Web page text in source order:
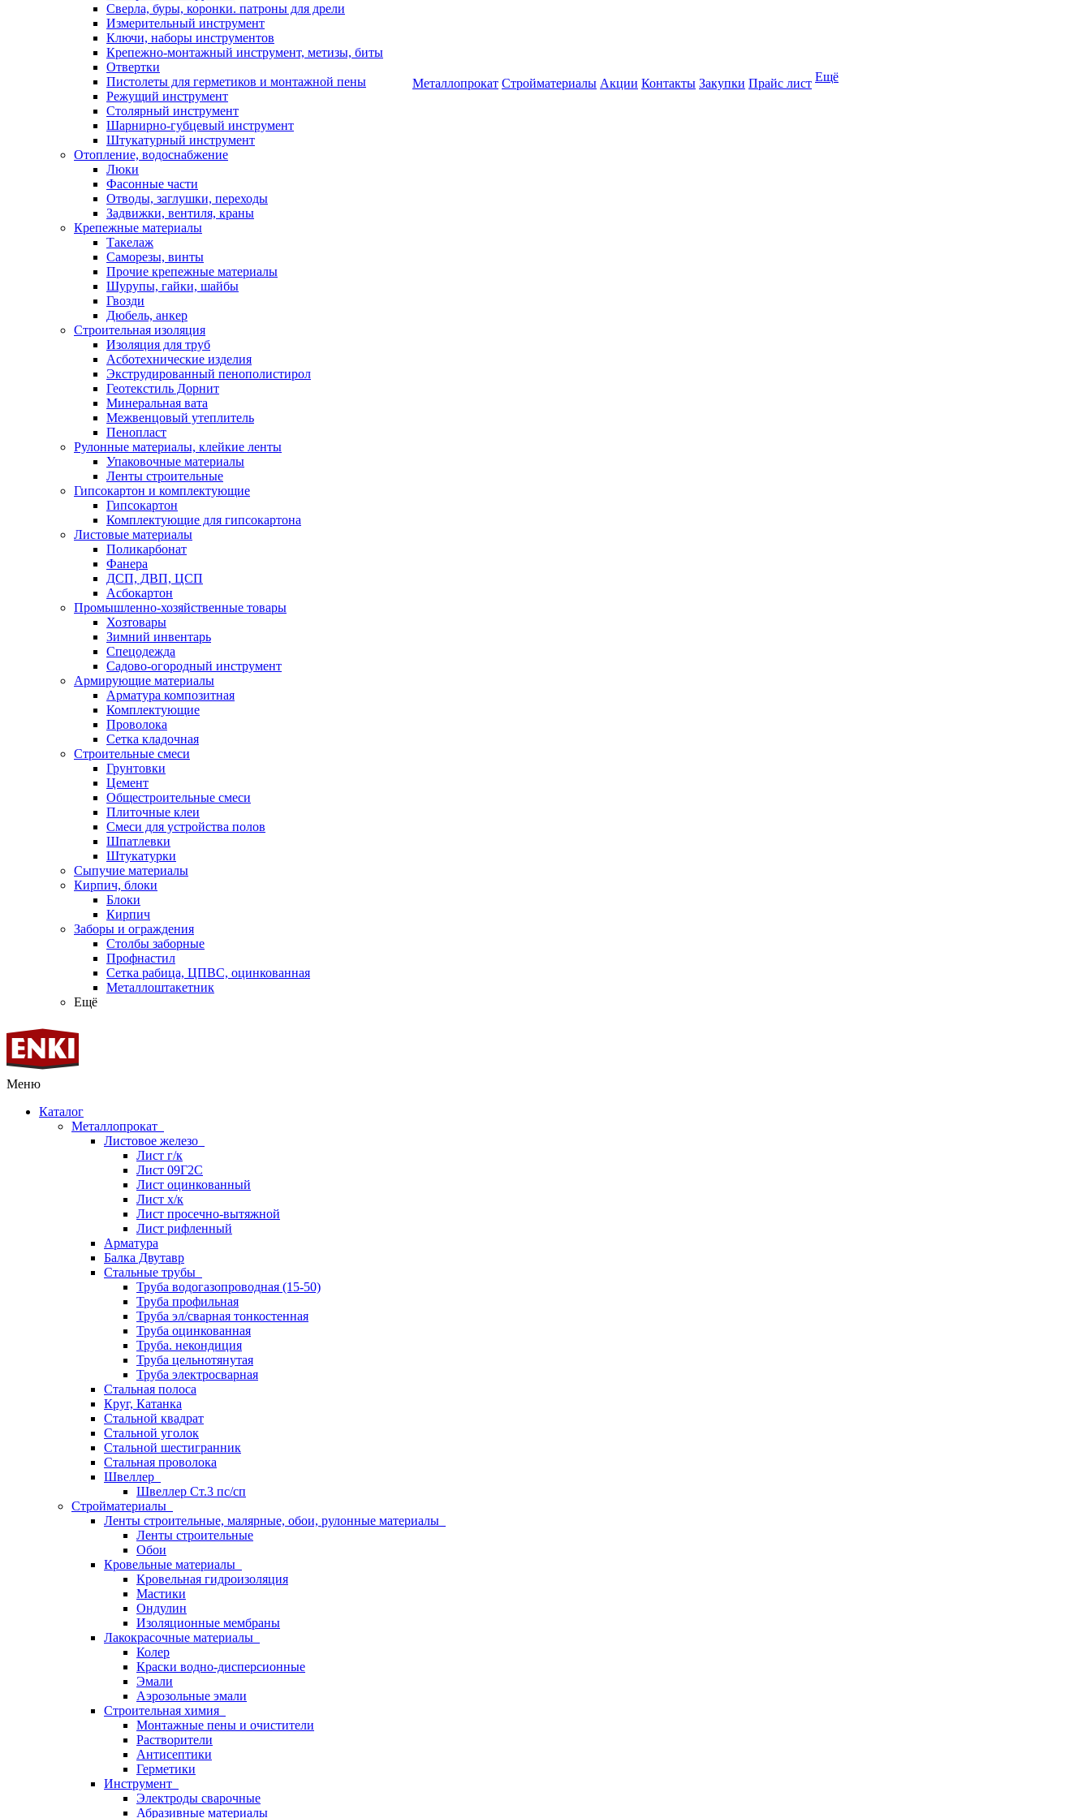
Сверла, буры, коронки. патроны для дрели
Измерительный инструмент
Ключи, наборы инструментов
Крепежно-монтажный инструмент, метизы, биты
Отвертки
Пистолеты для герметиков и монтажной пены
Режущий инструмент
Столярный инструмент
Шарнирно-губцевый инструмент
Штукатурный инструмент
Отопление, водоснабжение
Люки
Фасонные части
Отводы, заглушки, переходы
Задвижки, вентиля, краны
Крепежные материалы
Такелаж
Саморезы, винты
Прочие крепежные материалы
Шурупы, гайки, шайбы
Гвозди
Дюбель, анкер
Строительная изоляция
Изоляция для труб
Асботехнические изделия
Экструдированный пенополистирол
Геотекстиль Дорнит
Минеральная вата
Межвенцовый утеплитель
Пенопласт
Рулонные материалы, клейкие ленты
Упаковочные материалы
Ленты строительные
Гипсокартон и комплектующие
Гипсокартон
Комплектующие для гипсокартона
Листовые материалы
Поликарбонат
Фанера
ДСП, ДВП, ЦСП
Асбокартон
Промышленно-хозяйственные товары
Хозтовары
Зимний инвентарь
Спецодежда
Садово-огородный инструмент
Армирующие материалы
Арматура композитная
Комплектующие
Проволока
Сетка кладочная
Строительные смеси
Грунтовки
Цемент
Общестроительные смеси
Плиточные клеи
Смеси для устройства полов
Шпатлевки
Штукатурки
Сыпучие материалы
Кирпич, блоки
Блоки
Кирпич
Заборы и ограждения
Столбы заборные
Профнастил
Сетка рабица, ЦПВС, оцинкованная
Металлоштакетник
Ещё
Металлопрокат Стройматериалы Акции Контакты Закупки Прайс лист Ещё
Меню
Каталог
Металлопрокат
Листовое железо
Лист г/к
Лист 09Г2С
Лист оцинкованный
Лист х/к
Лист просечно-вытяжной
Лист рифленный
Арматура
Балка Двутавр
Стальные трубы
Труба водогазопроводная (15-50)
Труба профильная
Труба эл/сварная тонкостенная
Труба оцинкованная
Труба. некондиция
Труба цельнотянутая
Труба электросварная
Стальная полоса
Круг, Катанка
Стальной квадрат
Стальной уголок
Стальной шестигранник
Стальная проволока
Швеллер
Швеллер Ст.3 пс/сп
Стройматериалы
Ленты строительные, малярные, обои, рулонные материалы
Ленты строительные
Обои
Кровельные материалы
Кровельная гидроизоляция
Мастики
Ондулин
Изоляционные мембраны
Лакокрасочные материалы
Колер
Краски водно-дисперсионные
Эмали
Аэрозольные эмали
Строительная химия
Монтажные пены и очистители
Растворители
Антисептики
Герметики
Инструмент
Электроды сварочные
Абразивные материалы